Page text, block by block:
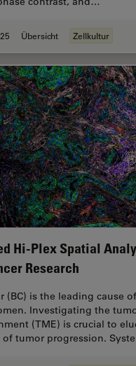
Übersicht Zellkultur
Hi-Plex Spatial
Research
(BC) is the leading cause
Investigating the
(TME) is crucial to
of tumor progression.